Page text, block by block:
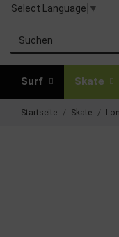
Select Language ▼
Surf Skate
Startseite Skate